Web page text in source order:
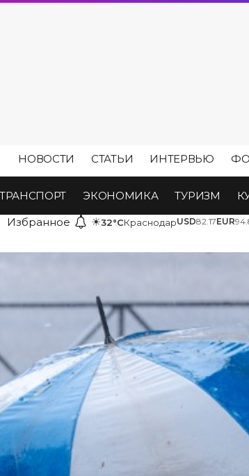
НОВОСТИ СТАТЬИ ИНТЕРВЬЮ
ТРАНСПОРТ ЭКОНОМИКА ТУРИЗМ
Избранное ☀32°CКраснодарUSD82.17EUR